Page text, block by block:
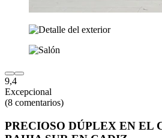
9,4
Excepcional
(8 comentarios)
PRECIOSO DÚPLEX EN EL